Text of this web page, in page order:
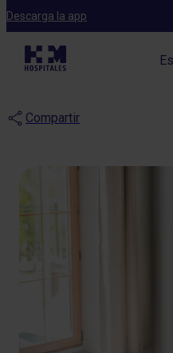
Descarga la app
Blog
¿Cómo
cardíacos?
Compartir